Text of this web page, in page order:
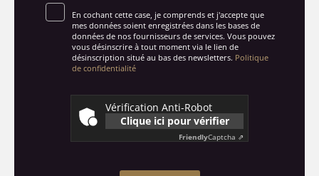
En cochant cette case, je comprends et j'accepte que
mes données soient enregistrées dans les bases de
données de nos fournisseurs de services. Vous pouvez
vous désinscrire à tout moment via le lien de
désinscription situé au bas des newsletters. Politique
de confidentialité
Vérification Anti-Robot
Clique ici pour vérifier
FriendlyCaptcha ⇗